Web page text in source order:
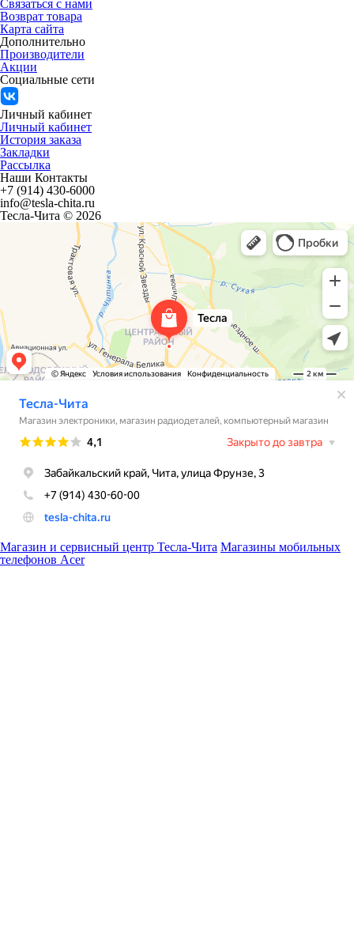
Связаться с нами
Возврат товара
Карта сайта
Дополнительно
Производители
Акции
Социальные сети
Личный кабинет
Личный кабинет
История заказа
Закладки
Рассылка
Наши Контакты
+7 (914) 430-6000
info@tesla-chita.ru
Тесла-Чита © 2026
Магазин и сервисный центр Тесла-Чита Магазины мобильных
телефонов Acer